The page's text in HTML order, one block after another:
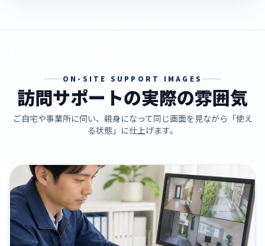
ON-SITE SUPPORT IMAGES
訪問サポートの実際の雰囲気
ご自宅や事業所に伺い、親身になって同じ画面を見ながら「使え
る状態」に仕上げます。